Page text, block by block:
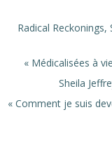
Radical
« Médicalisées à
Sheila
« Comment je suis